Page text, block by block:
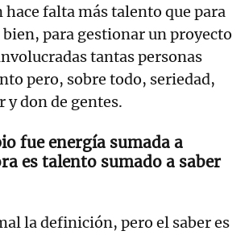
hace falta más talento que para
para gestionar un proyecto
tantas personas
pero, sobre todo, seriedad,
y don de gentes.
fue energía sumada a
es talento sumado a saber
la definición, pero el saber es